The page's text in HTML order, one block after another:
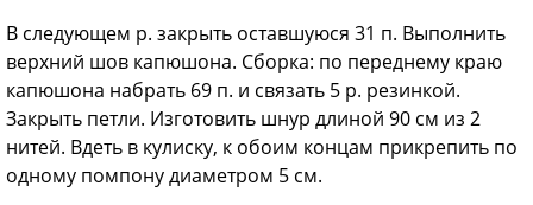
В следующем р. закрыть оставшуюся 31 п. Выполнить
верхний шов капюшона. Сборка: по переднему краю
капюшона набрать 69 п. и связать 5 р. резинкой.
Закрыть петли. Изготовить шнур длиной 90 см из 2
нитей. Вдеть в кулиску, к обоим концам прикрепить по
одному помпону диаметром 5 см.